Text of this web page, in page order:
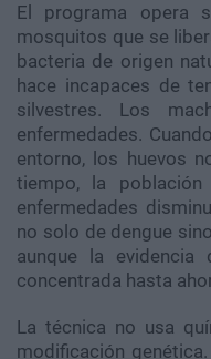
El programa opera
mosquitos que se
bacteria de origen
hace incapaces de
silvestres. Los
enfermedades.
entorno, los huevos
tiempo, la
enfermedades
no solo de dengue
aunque la evidencia
concentrada hasta
La técnica no usa
modificación